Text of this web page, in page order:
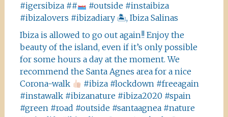
#igersibiza ##
#outside #instaibiza
#ibizalovers #ibizadiary 🏝, Ibiza Salinas
Ibiza is allowed to go out again!! Enjoy the
beauty of the island, even if it’s only possible
for some hours a day at the moment. We
recommend the Santa Agnes area for a nice
Corona-walk
#ibiza #lockdown #freeagain
#instawalk #ibizanature #ibiza2020 #spain
#green #road #outside #santaagnea #nature